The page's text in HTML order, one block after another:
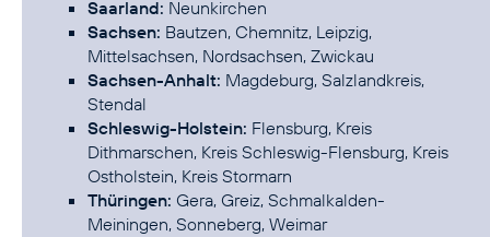
Saarland: Neunkirchen
Sachsen: Bautzen, Chemnitz, Leipzig,
Mittelsachsen, Nordsachsen, Zwickau
Sachsen-Anhalt: Magdeburg, Salzlandkreis,
Stendal
Schleswig-Holstein: Flensburg, Kreis
Dithmarschen, Kreis Schleswig-Flensburg, Kreis
Ostholstein, Kreis Stormarn
Thüringen: Gera, Greiz, Schmalkalden-
Meiningen, Sonneberg, Weimar